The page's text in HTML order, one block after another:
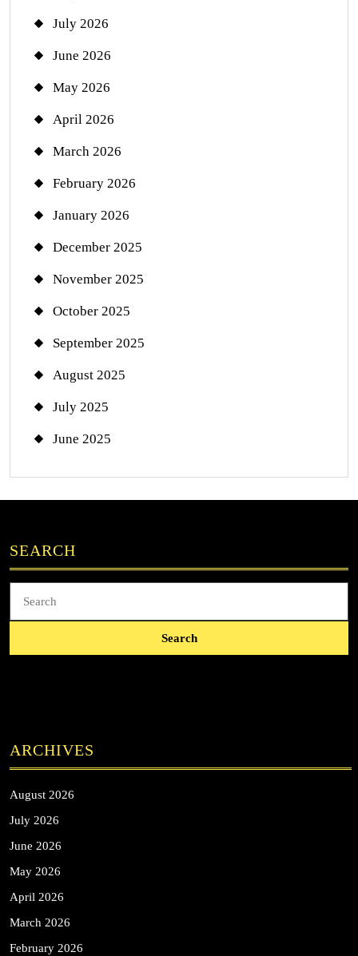
July 2026
June 2026
May 2026
April 2026
March 2026
February 2026
January 2026
December 2025
November 2025
October 2025
September 2025
August 2025
July 2025
June 2025
SEARCH
for:
ARCHIVES
August 2026
July 2026
June 2026
May 2026
April 2026
March 2026
February 2026